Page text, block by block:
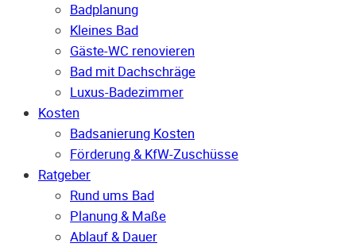
Badplanung
Kleines Bad
Gäste-WC renovieren
Bad mit Dachschräge
Luxus-Badezimmer
Kosten
Badsanierung Kosten
Förderung & KfW-Zuschüsse
Ratgeber
Rund ums Bad
Planung & Maße
Ablauf & Dauer